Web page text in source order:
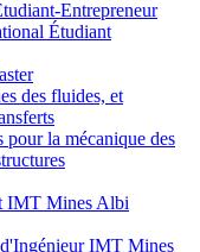
Entrepreneur
Étudiant
des fluides, et
pour la mécanique des
IMT Mines Albi
IMT Mines